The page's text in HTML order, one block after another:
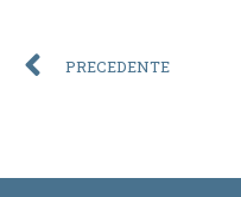
PRECEDENTE